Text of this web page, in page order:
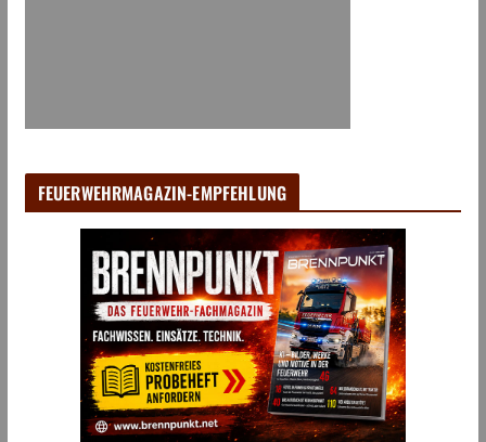
FEUERWEHRMAGAZIN-EMPFEHLUNG